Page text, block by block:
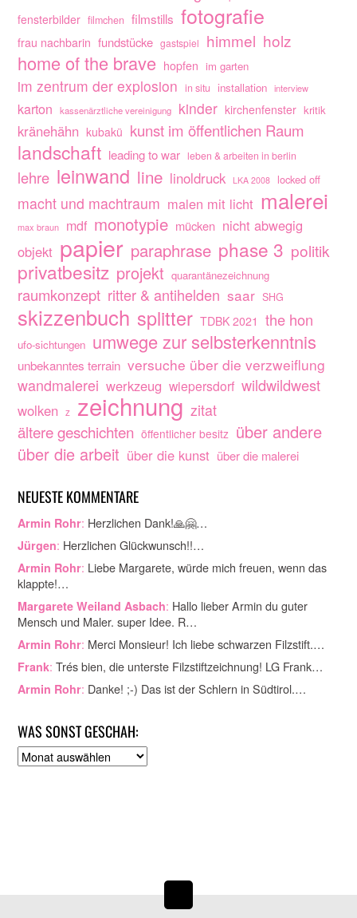
fensterbilder filmchen filmstills fotografie
frau nachbarin fundstücke gastspiel himmel holz
home of the brave hopfen im garten
im zentrum der explosion in situ installation interview
karton kassenärztliche vereinigung kinder kirchenfenster kritik
kränehähn kubakü kunst im öffentlichen Raum
landschaft leading to war leben & arbeiten in berlin
lehre leinwand line linoldruck LKA 2008 locked off
macht und machtraum malen mit licht malerei
max braun mdf monotypie mücken nicht abwegig
objekt papier paraphrase phase 3 politik
privatbesitz projekt quarantänezeichnung
raumkonzept ritter & antihelden saar SHG
skizzenbuch splitter TDBK 2021 the hon
ufo-sichtungen umwege zur selbsterkenntnis
unbekanntes terrain versuche über die verzweiflung
wandmalerei werkzeug wiepersdorf wildwildwest
wolken z zeichnung zitat
ältere geschichten öffentlicher besitz über andere
über die arbeit über die kunst über die malerei
NEUESTE KOMMENTARE
Armin Rohr: Herzlichen Dank!🙏🤗…
Jürgen: Herzlichen Glückwunsch!!…
Armin Rohr: Liebe Margarete, würde mich freuen, wenn das
klappte!…
Margarete Weiland Asbach: Hallo lieber Armin du guter
Mensch und Maler. super Idee. R…
Armin Rohr: Merci Monsieur! Ich liebe schwarzen Filzstift.…
Frank: Trés bien, die unterste Filzstiftzeichnung! LG Frank…
Armin Rohr: Danke! ;-) Das ist der Schlern in Südtirol.…
WAS SONST GESCHAH:
A